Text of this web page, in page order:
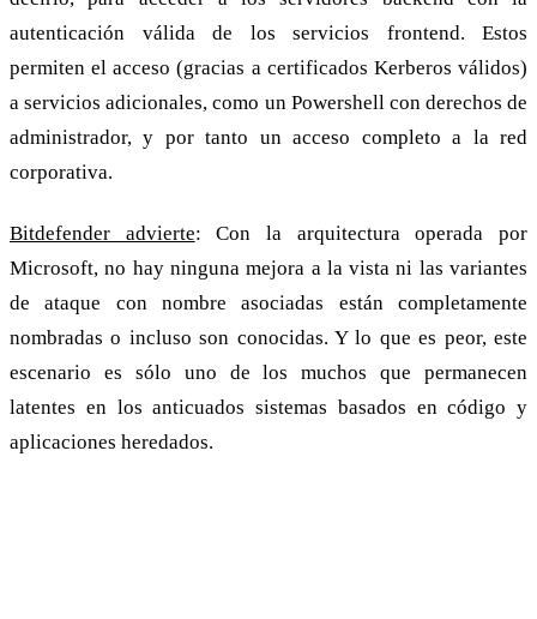
autenticación válida de los servicios frontend. Estos
permiten el acceso (gracias a certificados Kerberos válidos)
a servicios adicionales, como un Powershell con derechos de
administrador, y por tanto un acceso completo a la red
corporativa.
Bitdefender advierte: Con la arquitectura operada por
Microsoft, no hay ninguna mejora a la vista ni las variantes
de ataque con nombre asociadas están completamente
nombradas o incluso son conocidas. Y lo que es peor, este
escenario es sólo uno de los muchos que permanecen
latentes en los anticuados sistemas basados en código y
aplicaciones heredados.